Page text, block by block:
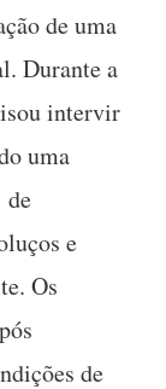
de uma
Durante a
intervir
uma
de
e
Os
de